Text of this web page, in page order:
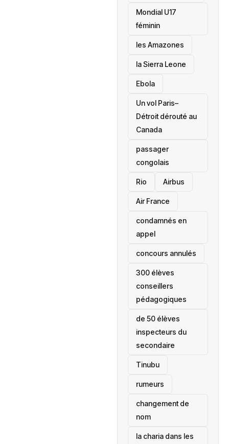
Mondial U17
féminin
les Amazones
la Sierra Leone
‎Ebola
Un vol Paris–
Détroit dérouté au
Canada
passager
congolais
Rio Airbus
Air France
condamnés en
appel
concours annulés
300 élèves
conseillers
pédagogiques
de 50 élèves
inspecteurs du
secondaire
Tinubu
rumeurs
changement de
nom
la charia dans les